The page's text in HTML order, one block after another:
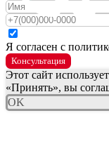
Я согласен с
Консультация
Этот сайт
«Принять», вы
OK